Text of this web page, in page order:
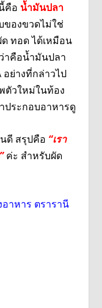
คือ น้ำมันปลา
องขวดไม่ใช่
ทอด ได้เหมือน
าคือน้ำมันปลา
อย่างที่กล่าวไป
ตัวใหม่ในท้อง
ประกอบอาหารดู
ดี สรุปคือ “เรา
ค่ะ สำหรับผัด
าหาร ตรารานี